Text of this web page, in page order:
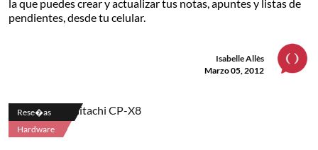
la que puedes crear y actualizar tus notas, apuntes y listas de
pendientes, desde tu celular.
Isabelle Allès
Marzo 05, 2012
Rese�as
Hardware